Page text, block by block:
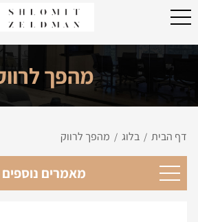
מהפך
דף הבית / בלוג / מהפך לרווק
מאמרים נוספים